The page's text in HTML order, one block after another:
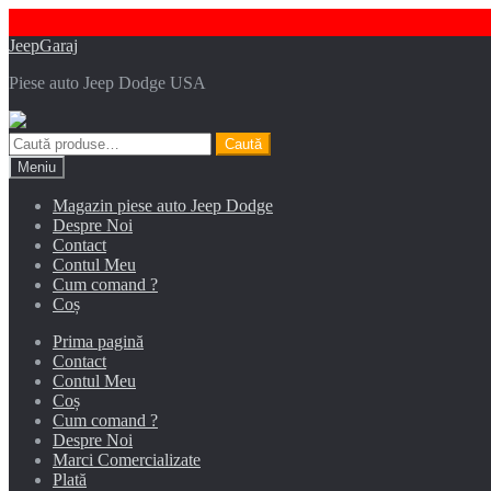
Sari
navigare
Sari
conținut
JeepGaraj
Piese auto Jeep Dodge USA
Caută
după:
Caută
Meniu
Magazin piese auto Jeep Dodge
Despre Noi
Contact
Contul Meu
Cum comand ?
Coș
Prima pagină
Contact
Contul Meu
Coș
Cum comand ?
Despre Noi
Marci Comercializate
Plată